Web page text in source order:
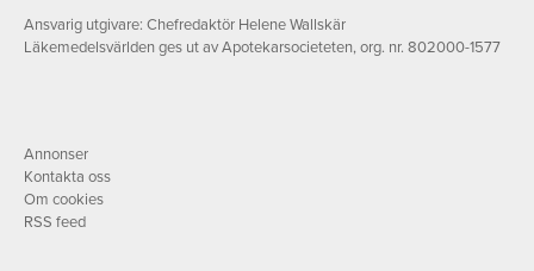
Ansvarig utgivare: Chefredaktör Helene Wallskär
Läkemedelsvärlden ges ut av Apotekarsocieteten, org. nr. 802000-1577
Annonser
Kontakta oss
Om cookies
RSS feed